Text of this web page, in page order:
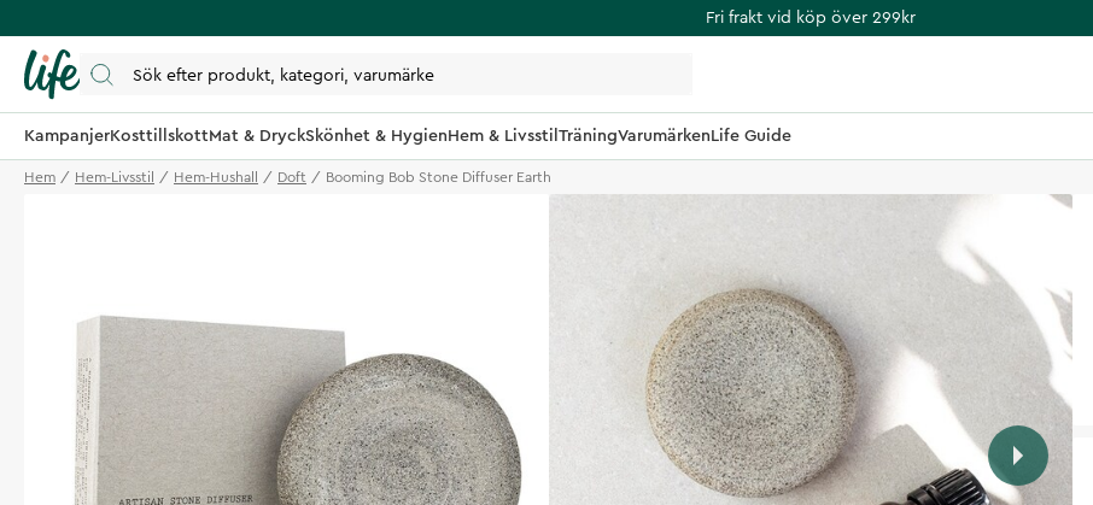
Fri frakt vid köp över 299kr
KampanjerKosttillskottMat & DryckSkönhet & HygienHem & Livsstil TräningVarumärkenLife Guide
Hem Hem-Livsstil Hem-Hushall Doft Booming Bob Stone Diffuser Earth